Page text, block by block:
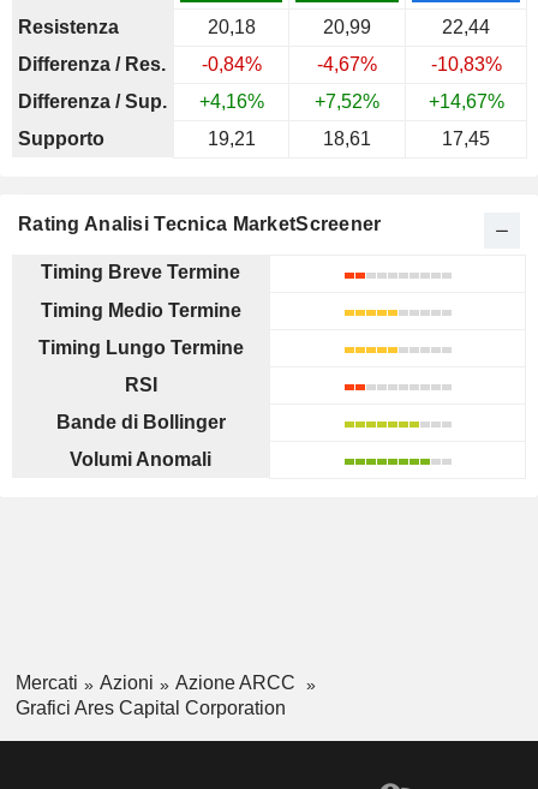
Resistenza
20,18 20,99
22,44
Differenza / Res.
-0,84% -4,67%
-10,83%
Differenza / Sup.
+4,16% +7,52%
+14,67%
Supporto
19,21 18,61 17,45
Rating Analisi Tecnica MarketScreener
Timing Breve Termine
Timing Medio Termine
Timing Lungo Termine
RSI
Bande di Bollinger
Volumi Anomali
Mercati Azioni
Azione ARCC
Grafici Ares Capital Corporation